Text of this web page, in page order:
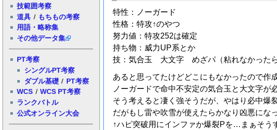
技範囲考察
道具 / もちもの考察
用語・略称集
その他データ集
PT考察
シングルPT考察
ダブル基礎 / PT考察
WCS / WCS PT考察
ランクバトル
公式オンライン大会
特性：ノーガード
性格：特攻↑のやつ
努力値：特攻252は確定
持ち物：威力UP系とか
技：気合玉 大文字 めざパ（粘れなかった
あると思ってたけどどこにもなかったので作成
ノーガードで命中不安定の気合玉と大文字が
そう考えると凄く強そうだが、やはり必中爆
だがもし雷や吹雪が使えたらかなり凶悪にな
↑ハピ突破用にインファか爆裂Pを…まぁそう